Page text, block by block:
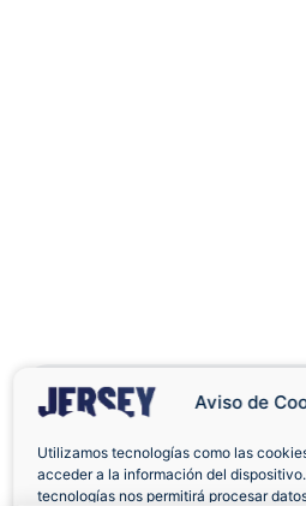
Aviso de
Utilizamos tecnologías como las
acceder a la información del
tecnologías nos permitirá procesar
Envíos a Domicilio